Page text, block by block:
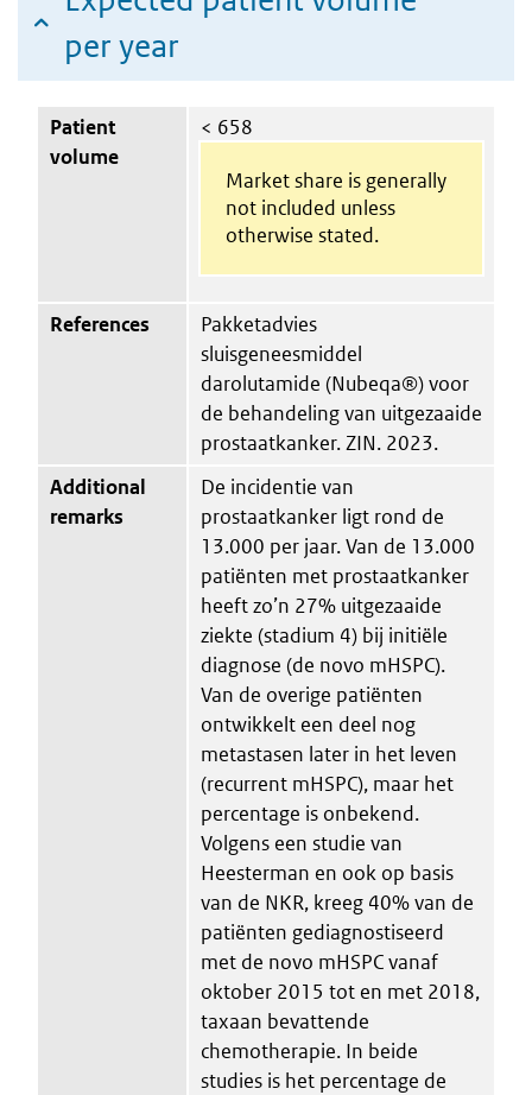
per year
Patient
volume
< 658
Market share is generally
not included unless
otherwise stated.
References
Pakketadvies
sluisgeneesmiddel
darolutamide (Nubeqa®) voor
de behandeling van uitgezaaide
prostaatkanker. ZIN. 2023.
Additional
remarks
De incidentie van
prostaatkanker ligt rond de
13.000 per jaar. Van de 13.000
patiënten met prostaatkanker
heeft zo’n 27% uitgezaaide​
ziekte (stadium 4) bij initiële
diagnose (de novo mHSPC).
Van de overige patiënten
ontwikkelt een deel nog
metastasen later in het leven
(recurrent mHSPC), maar het
percentage is onbekend.
Volgens een studie van
Heesterman en ook op basis
van de NKR, kreeg 40% van de
patiënten gediagnostiseerd
met de novo mHSPC vanaf
oktober 2015 tot en met 2018,
taxaan bevattende
chemotherapie. In beide
studies is het percentage de